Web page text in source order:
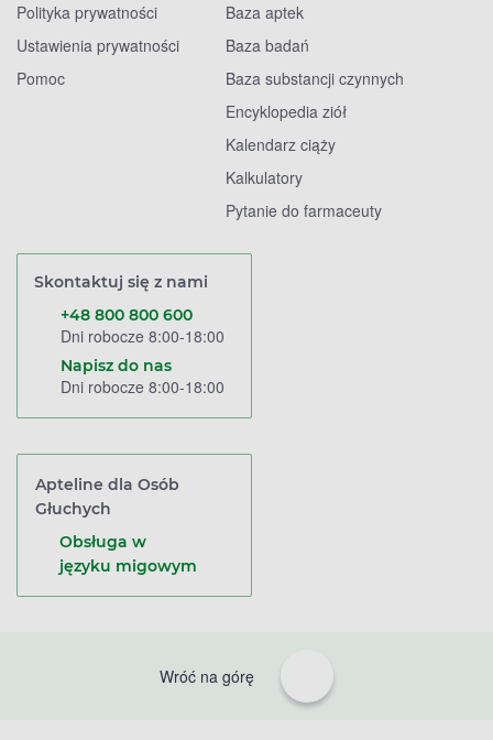
Polityka prywatności
Ustawienia prywatności
Pomoc
Baza aptek
Baza badań
Baza substancji czynnych
Encyklopedia ziół
Kalendarz ciąży
Kalkulatory
Pytanie do farmaceuty
Skontaktuj się z nami
+48 800 800 600
Dni robocze 8:00-18:00
Napisz do nas
Dni robocze 8:00-18:00
Apteline dla Osób
Głuchych
Obsługa w
języku migowym
Wróć na górę